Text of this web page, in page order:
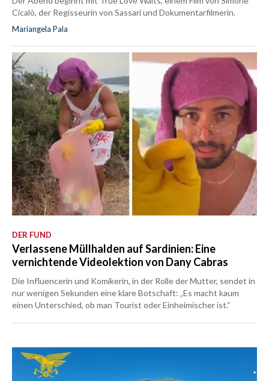
Cicalò, der Regisseurin von Sassari und Dokumentarfilmerin.
Mariangela Pala
DER FUND
Verlassene Müllhalden auf Sardinien: Eine
vernichtende Videolektion von Dany Cabras
Die Influencerin und Komikerin, in der Rolle der Mutter, sendet in
nur wenigen Sekunden eine klare Botschaft: „Es macht kaum
einen Unterschied, ob man Tourist oder Einheimischer ist.“